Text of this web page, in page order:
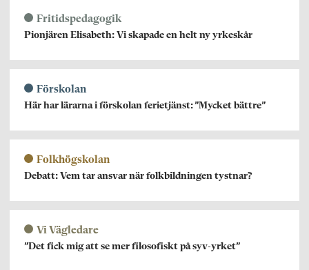
Fritidspedagogik
Pionjären Elisabeth: Vi skapade en helt ny yrkeskår
Förskolan
Här har lärarna i förskolan ferietjänst: ”Mycket bättre”
Folkhögskolan
Debatt: Vem tar ansvar när folkbildningen tystnar?
Vi Vägledare
”Det fick mig att se mer filosofiskt på syv-yrket”